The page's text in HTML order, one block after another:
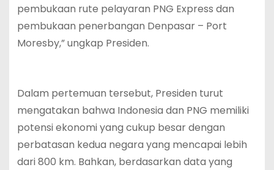
pembukaan rute pelayaran PNG Express dan
pembukaan penerbangan Denpasar – Port
Moresby,” ungkap Presiden.
Dalam pertemuan tersebut, Presiden turut
mengatakan bahwa Indonesia dan PNG memiliki
potensi ekonomi yang cukup besar dengan
perbatasan kedua negara yang mencapai lebih
dari 800 km. Bahkan, berdasarkan data yang